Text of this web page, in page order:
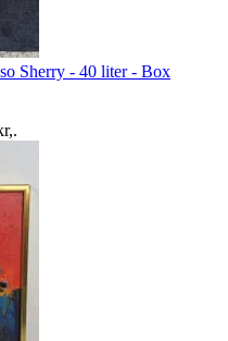
Sherry - 40 liter - Box
,.